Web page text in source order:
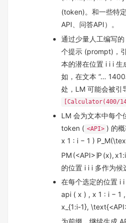
(token)。和一些特
API、问答API）。
通过少量人工编写
个提示 (prompt)，
本的潜在位置 i i i 生
如，在文本 “…
处，LM 可能会被引
[Calculator(400/
LM 会为文本中每个
token ( <API> ) 的
x 1 : i − 1 )
PM(<API> ∣P (x), x1:i
的位置 i i i 多作为候
在每个选定的位置 i i
api ( x ) , x 1 : i − 1
x_{1:i-1},